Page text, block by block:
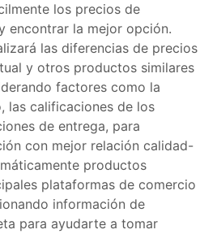
los precios de
encontrar la mejor opción.
las diferencias de precios
y otros productos similares
factores como la
las calificaciones de los
de entrega, para
con mejor relación calidad-
productos
plataformas de comercio
información de
para ayudarte a tomar